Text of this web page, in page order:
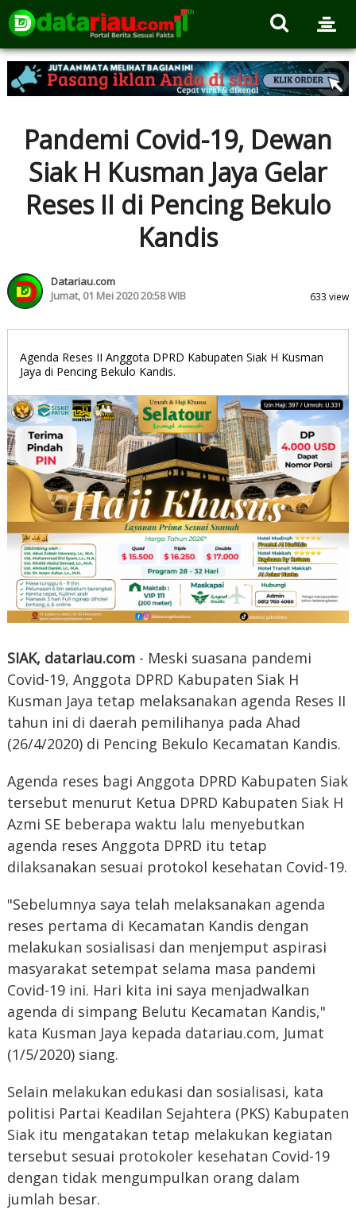
Pandemi Covid-19, Dewan
Siak H Kusman Jaya Gelar
Reses II di Pencing Bekulo
Kandis
Datariau.com
Jumat, 01 Mei 2020 20:58 WIB
633 view
Agenda Reses II Anggota DPRD Kabupaten Siak H Kusman
Jaya di Pencing Bekulo Kandis.
SIAK, datariau.com- Meski suasana pandemi
Covid-19, Anggota DPRD Kabupaten Siak H
Kusman Jaya tetap melaksanakan agenda Reses II
tahun ini di daerah pemilihanya pada Ahad
(26/4/2020) di Pencing Bekulo Kecamatan Kandis.
Agenda reses bagi Anggota DPRD Kabupaten Siak
tersebut menurut Ketua DPRD Kabupaten Siak H
Azmi SE beberapa waktu lalu menyebutkan
agenda reses Anggota DPRD itu tetap
dilaksanakan sesuai protokol kesehatan Covid-19.
"Sebelumnya saya telah melaksanakan agenda
reses pertama di Kecamatan Kandis dengan
melakukan sosialisasi dan menjemput aspirasi
masyarakat setempat selama masa pandemi
Covid-19 ini. Hari kita ini saya menjadwalkan
agenda di simpang Belutu Kecamatan Kandis,"
kata Kusman Jaya kepada datariau.com, Jumat
(1/5/2020) siang.
Selain melakukan edukasi dan sosialisasi, kata
politisi Partai Keadilan Sejahtera (PKS) Kabupaten
Siak itu mengatakan tetap melakukan kegiatan
tersebut sesuai protokoler kesehatan Covid-19
dengan tidak mengumpulkan orang dalam
jumlah besar.